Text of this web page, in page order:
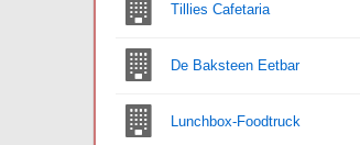
Tillies Cafetaria
De Baksteen Eetbar
Lunchbox-Foodtruck